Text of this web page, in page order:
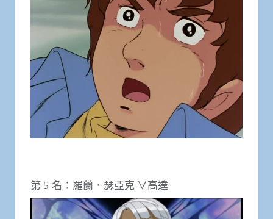
第 5 名：羅蘭．瑟亞克 ∀高達